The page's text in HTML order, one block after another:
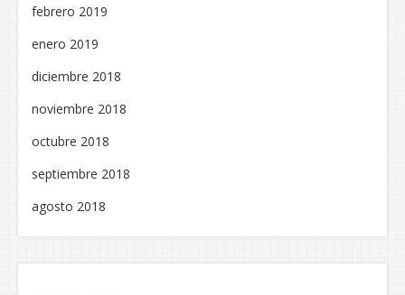
febrero 2019
enero 2019
diciembre 2018
noviembre 2018
octubre 2018
septiembre 2018
agosto 2018